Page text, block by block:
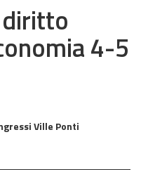
diritto
4-5
Ville Ponti